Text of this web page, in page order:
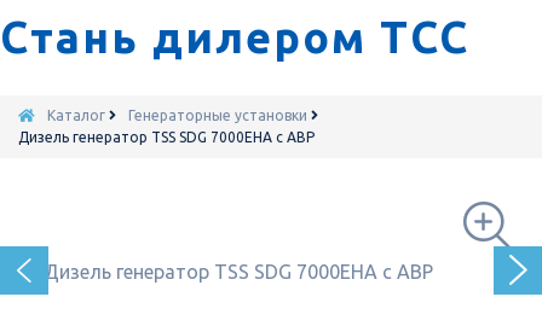
Стань дилером ТСС
Каталог
Генераторные установки
Дизель генератор TSS SDG 7000EHA с АВР